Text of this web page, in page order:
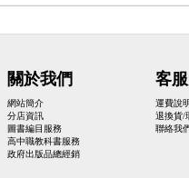
關於我們
網站簡介
分店資訊
圖書編目服務
高中職教科書服務
政府出版品總經銷
客
運費說
退換貨/
聯絡我